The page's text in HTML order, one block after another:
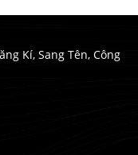
Kí, Sang Tên, Công